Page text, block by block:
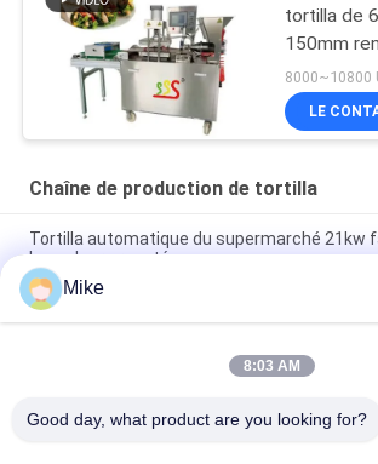
tortilla de
150mm
machine
8000~10800
LE
Chaîne de production de tortilla
Tortilla automatique du supermarché 21kw
la couleur argentée
10 - chaîne de production de tortilla de
nouvelle complètement automatique
Une nouvelle machine automatique pour faire
Mike
8:03 AM
Good day, what product are you looking for?